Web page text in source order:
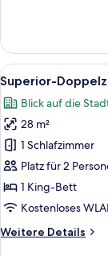
Doppelzimmer
Alle
Fotos
für
Superior-
Doppelzimmer,
Balkon,
Stadtblick
anzeigen
23
Superior-
Blick auf die
28 m²
1 Schlafzimmer
Platz für 2
1 King-Bett
Kostenloses
Weitere Details
Weitere